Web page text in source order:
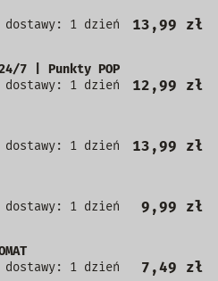
dostawy: 1 dzień
13,99 zł
7 | Punkty POP
dostawy: 1 dzień
12,99 zł
dostawy: 1 dzień
13,99 zł
dostawy: 1 dzień
9,99 zł
dostawy: 1 dzień
7,49 zł